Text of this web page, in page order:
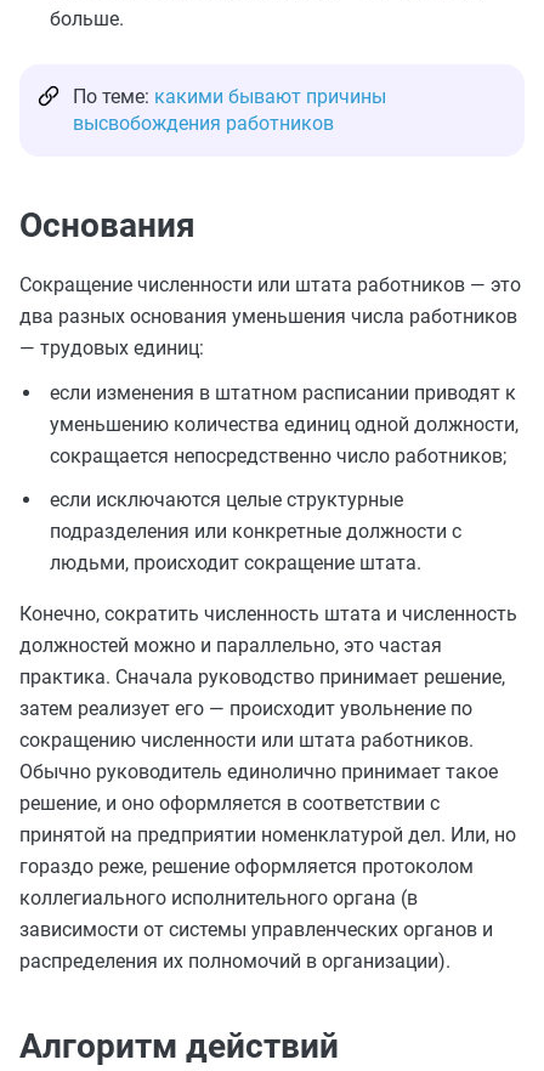
больше.
По теме: какими бывают причины
высвобождения работников
Основания
Сокращение численности или штата работников — это
два разных основания уменьшения числа работников
— трудовых единиц:
если изменения в штатном расписании приводят к
уменьшению количества единиц одной должности,
сокращается непосредственно число работников;
если исключаются целые структурные
подразделения или конкретные должности с
людьми, происходит сокращение штата.
Конечно, сократить численность штата и численность
должностей можно и параллельно, это частая
практика. Сначала руководство принимает решение,
затем реализует его — происходит увольнение по
сокращению численности или штата работников.
Обычно руководитель единолично принимает такое
решение, и оно оформляется в соответствии с
принятой на предприятии номенклатурой дел. Или, но
гораздо реже, решение оформляется протоколом
коллегиального исполнительного органа (в
зависимости от системы управленческих органов и
распределения их полномочий в организации).
Алгоритм действий